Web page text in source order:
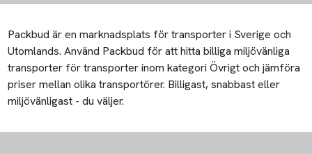
Packbud är en marknadsplats för transporter i Sverige och
Utomlands. Använd Packbud för att hitta billiga miljövänliga
transporter för transporter inom kategori Övrigt och jämföra
priser mellan olika transportörer. Billigast, snabbast eller
miljövänligast - du väljer.